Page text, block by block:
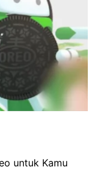
untuk Kamu